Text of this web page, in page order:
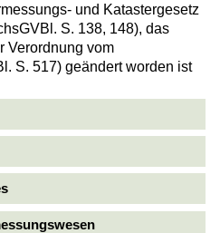
und Katastergesetz
S. 138, 148), das
Verordnung vom
S. 517) geändert worden ist